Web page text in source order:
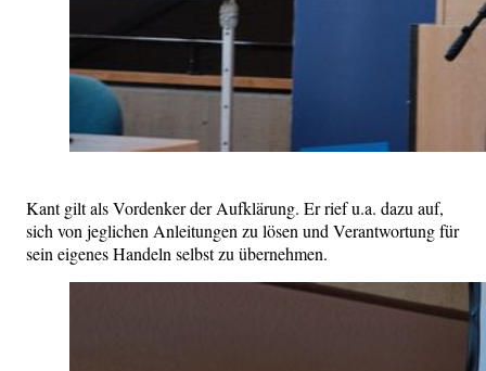
Kant gilt als Vordenker der Aufklärung. Er rief u.a. dazu auf,
sich von jeglichen Anleitungen zu lösen und Verantwortung für
sein eigenes Handeln selbst zu übernehmen.